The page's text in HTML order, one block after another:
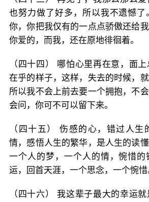
也努力做了好多，所以我不遗憾了
你，你把我仅有的一点点骄傲还给
你爱的，而我，还在原地徘徊着。
（四十四） 哪怕心里再在意，面
在乎的样子，这样，失去的时候，就
所以我不会上前去要一个拥抱，不
会问，你可不可以留下来。
（四十五） 伤感的心，错过人生
情，感悟人生的繁华，是人生的读懂
一个人的梦，一个人的情，惋惜
运，回首天涯，一个思念，一个惋惜
（四十六） 我这辈子最大的幸运